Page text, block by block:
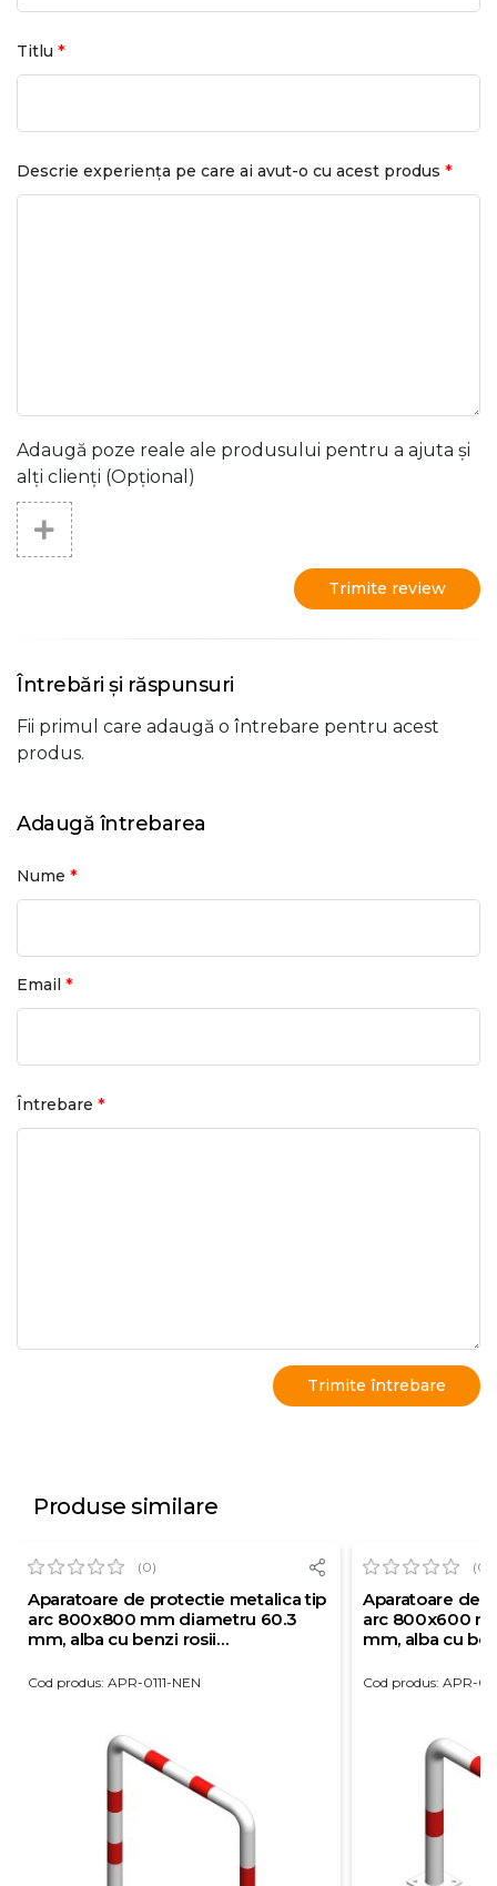
Titlu *
Descrie experiența pe care ai avut-o cu acest produs *
Adaugă poze reale ale produsului pentru a ajuta și
alți clienți (Opțional)
Trimite review
Întrebări și răspunsuri
Fii primul care adaugă o întrebare pentru acest
produs.
Adaugă întrebarea
Nume *
Email *
Întrebare *
Produse similare
(0)
Aparatoare de protectie metalica tip
arc 800x800 mm diametru 60.3
mm, alba cu benzi rosii
Cod produs: APR-0111-NEN
(0)
Aparatoare de
arc 800x600
mm, alba cu
Cod produs: APR-